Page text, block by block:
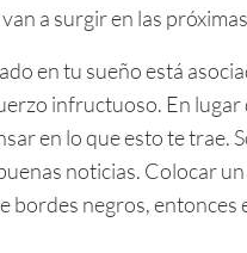
a surgir en las
en tu sueño está
infructuoso. En
en lo que esto te trae.
noticias. Colocar
bordes negros, entonces